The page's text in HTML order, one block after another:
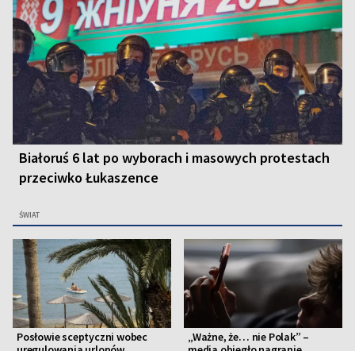
Białoruś 6 lat po wyborach i masowych protestach
przeciwko Łukaszence
ŚWIAT
Posłowie sceptyczni wobec
„Ważne, że… nie Polak” –